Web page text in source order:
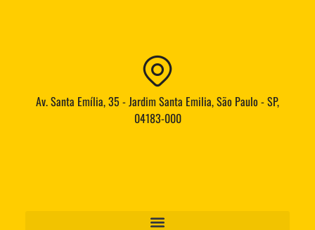
Av. Santa Emília, 35 - Jardim Santa Emilia, São Paulo - SP,
04183-000